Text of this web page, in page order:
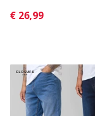
Current
€ 26,99